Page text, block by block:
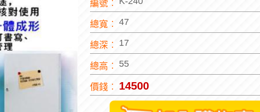
編號︰
總寬︰ 47
總深︰ 17
總高︰ 55
價錢︰ 14500